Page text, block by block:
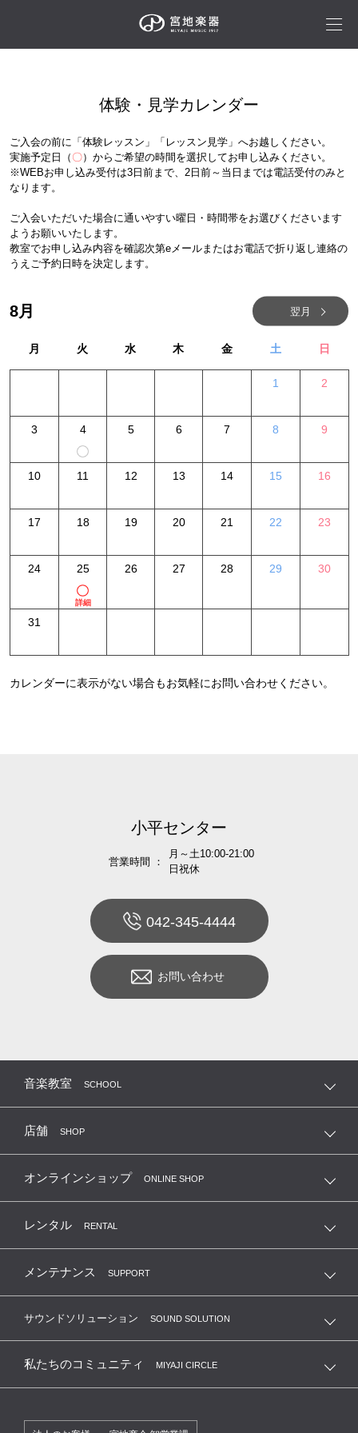
体験・見学カレンダー
ご入会の前に「体験レッスン」「レッスン見学」へお越しください。
実施予定日（ 〇）からご希望の時間を選択してお申し込みください。
※WEBお申し込み受付は3日前まで、2日前～当日までは電話受付のみと
なります。
ご入会いただいた場合に通いやすい曜日・時間帯をお選びくださいます
ようお願いいたします。
教室でお申し込み内容を確認次第eメールまたはお電話で折り返し連絡の
うえご予約日時を決定します。
8月 翌月
月 火 水 木 金 土 日
1 2
3 4 5 6 7 8 9
10 11 12 13 14 15 16
17 18 19 20 21 22 23
24 25
詳細
26 27 28 29 30
31
カレンダーに表示がない場合もお気軽にお問い合わせください。
小平センター
営業時間 ：
月～土10:00-21:00
日祝休
042-345-4444
お問い合わせ
音楽教室 SCHOOL
店舗 SHOP
オンラインショップ ONLINE SHOP
レンタル RENTAL
メンテナンス SUPPORT
サウンドソリューション SOUND SOLUTION
私たちのコミュニティ MIYAJI CIRCLE